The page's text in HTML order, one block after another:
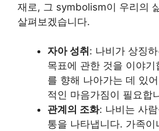
재로, 그 symbolism이 우리의
살펴보겠습니다.
자아 성취 : 나비가 상징
목표에 관한 것을 이야
를 향해 나아가는 데 있
적인 마음가짐이 필요합
관계의 조화: 나비는 사
통을 나타냅니다. 가족